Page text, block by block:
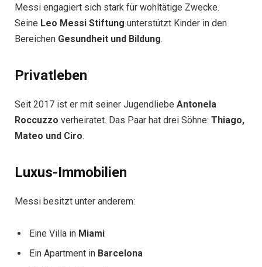
Messi engagiert sich stark für wohltätige Zwecke.
Seine Leo Messi Stiftung unterstützt Kinder in den
Bereichen Gesundheit und Bildung.
Privatleben
Seit 2017 ist er mit seiner Jugendliebe Antonela
Roccuzzo verheiratet. Das Paar hat drei Söhne: Thiago,
Mateo und Ciro.
Luxus-Immobilien
Messi besitzt unter anderem:
Eine Villa in Miami
Ein Apartment in Barcelona